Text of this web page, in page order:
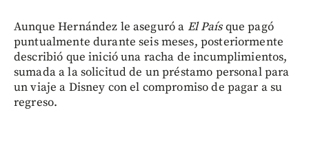
Aunque Hernández le aseguró a El Paísque pagó
puntualmente durante seis meses, posteriormente
describió que inició una racha de incumplimientos,
sumada a la solicitud de un préstamo personal para
un viaje a Disney con el compromiso de pagar a su
regreso.